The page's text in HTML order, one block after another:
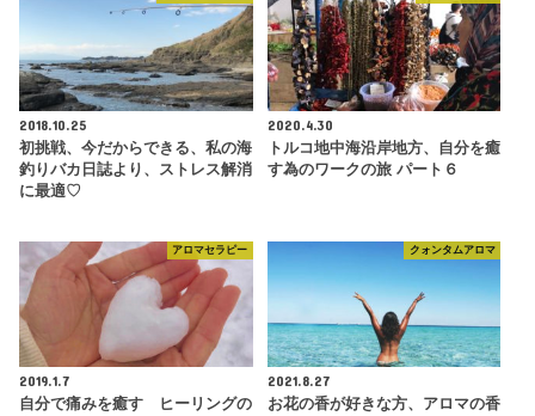
2018.10.25
初挑戦、今だからできる、私の海
釣りバカ日誌より、ストレス解消
に最適♡
2020.4.30
トルコ地中海沿岸地方、自分を癒
す為のワークの旅 パート６
アロマセラピー
2019.1.7
自分で痛みを癒す ヒーリングの
クォンタムアロマ
2021.8.27
お花の香が好きな方、アロマの香